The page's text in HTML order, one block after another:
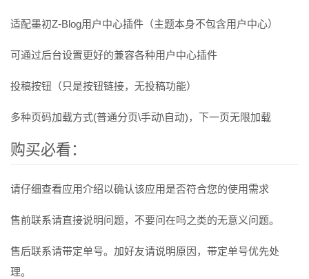
适配墨初Z-Blog用户中心插件（主题本身不包含用户中心）
可通过后台设置更好的兼容各种用户中心插件
投稿按钮（只是按钮链接，无投稿功能）
多种页码加载方式(普通分页\手动\自动)，下一页无限加载
购买必看：
请仔细查看应用介绍以确认该应用是否符合您的使用需求
售前联系请直接说明问题，不要问在吗之类的无意义问题。
售后联系请带定单号。加好友请说明原因，带定单号优先处
理。